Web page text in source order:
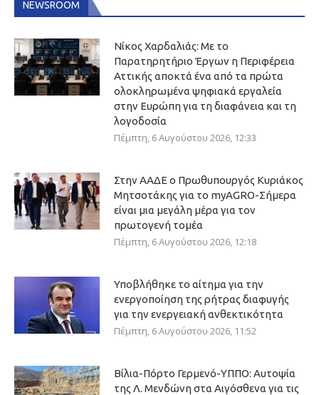
NEWSROOM
Νίκος Χαρδαλιάς: Με το
Παρατηρητήριο Έργων η Περιφέρεια
Αττικής αποκτά ένα από τα πρώτα
ολοκληρωμένα ψηφιακά εργαλεία
στην Ευρώπη για τη διαφάνεια και τη
λογοδοσία
Πέμπτη, 6 Αυγούστου 2026, 12:33
Στην ΑΑΔΕ ο Πρωθυπουργός Κυριάκος
Μητσοτάκης για το myAGRO-Σήμερα
είναι μια μεγάλη μέρα για τον
πρωτογενή τομέα
Πέμπτη, 6 Αυγούστου 2026, 12:18
Υποβλήθηκε το αίτημα για την
ενεργοποίηση της ρήτρας διαφυγής
για την ενεργειακή ανθεκτικότητα
Πέμπτη, 6 Αυγούστου 2026, 11:52
Βίλια-Πόρτο Γερμενό-ΥΠΠΟ: Αυτοψία
της Λ. Μενδώνη στα Αιγόσθενα για τις